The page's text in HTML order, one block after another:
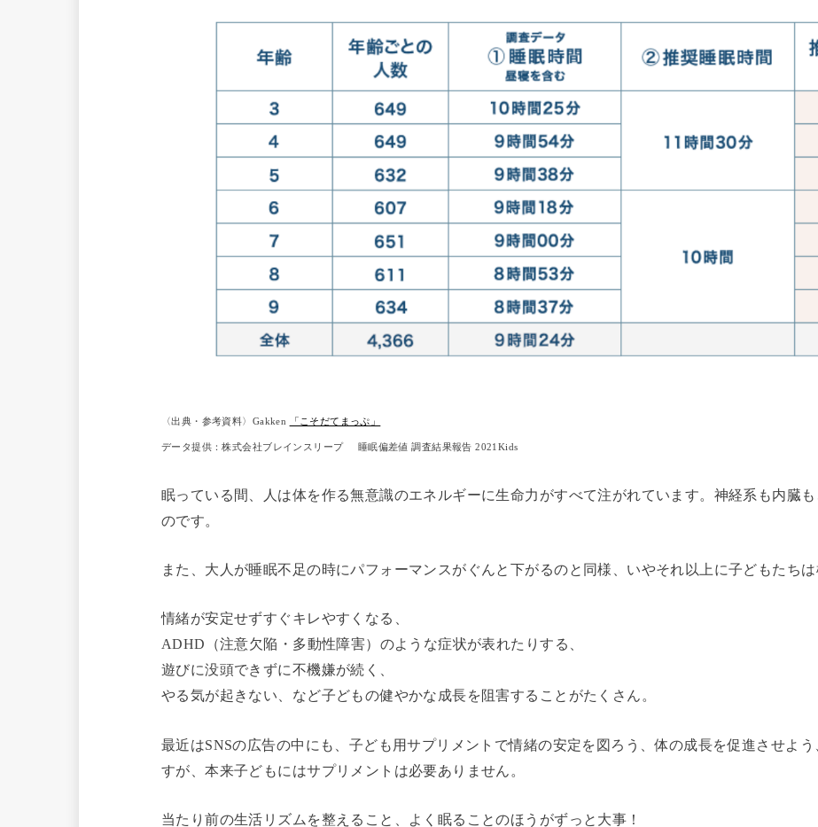
〈出典・参考資料〉Gakken 「こそだてまっぷ」
データ提供：株式会社ブレインスリープ 睡眠偏差値 調査結果報告 2021Kids
眠っている間、人は体を作る無意識のエネルギーに生命力がすべて注がれています。神経系も内臓
のです。
また、大人が睡眠不足の時にパフォーマンスがぐんと下がるのと同様、いやそれ以上に子どもたちは
情緒が安定せずすぐキレやすくなる、
ADHD（注意欠陥・多動性障害）のような症状が表れたりする、
遊びに没頭できずに不機嫌が続く、
やる気が起きない、など子どもの健やかな成長を阻害することがたくさん。
最近はSNSの広告の中にも、子ども用サプリメントで情緒の安定を図ろう、体の成長を促進させよ
すが、本来子どもにはサプリメントは必要ありません。
当たり前の生活リズムを整えること、よく眠ることのほうがずっと大事！